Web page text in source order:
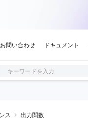
キーワードを入力
ス
出力関数